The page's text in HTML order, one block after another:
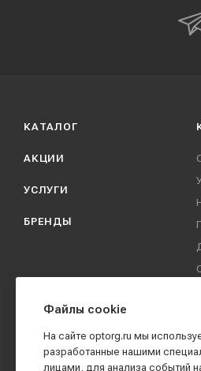
КАТАЛОГ
АКЦИИ
УСЛУГИ
БРЕНДЫ
Файлы cookie
На сайте optorg.ru мы
разработанные нашими
лицами, для анализа событий